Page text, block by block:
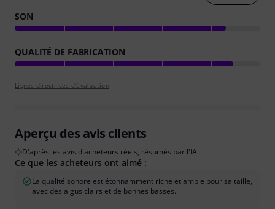
SON
QUALITÉ DE FABRICATION
Lignes directrices d'évaluation
Aperçu des avis clients
D'après les avis d'acheteurs réels, résumés par l'IA
Ce que les acheteurs ont aimé :
La qualité sonore est étonnamment riche et ample pour sa taille,
avec des aigus clairs et de bonnes basses.